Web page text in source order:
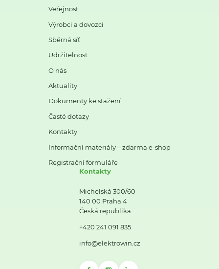
Veřejnost
Výrobci a dovozci
Sběrná síť
Udržitelnost
O nás
Aktuality
Dokumenty ke stažení
Časté dotazy
Kontakty
Informační materiály – zdarma e-shop
Registrační formuláře
Kontakty
Michelská 300/60
140 00 Praha 4
Česká republika
+420 241 091 835
info@elektrowin.cz